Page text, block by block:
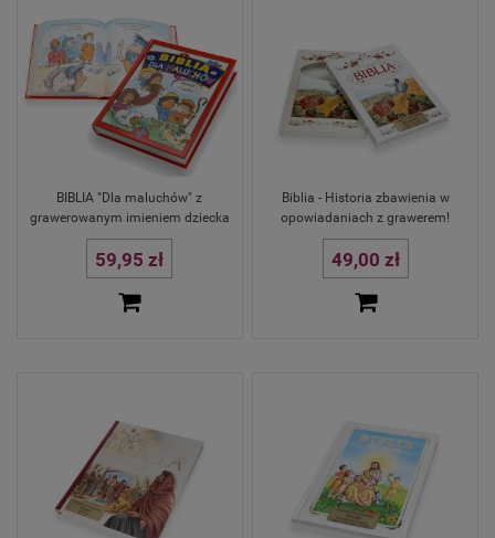
BIBLIA "Dla maluchów" z
grawerowanym imieniem dziecka
59,95 zł
Biblia - Historia zbawienia w
opowiadaniach z grawerem!
49,00 zł